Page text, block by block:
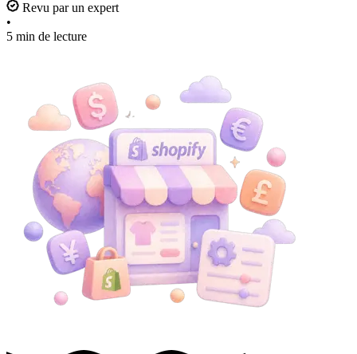
Revu par un expert
•
5 min de lecture